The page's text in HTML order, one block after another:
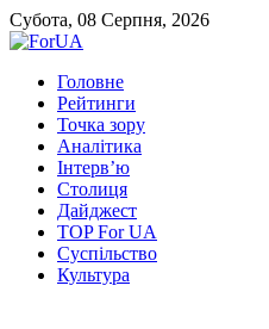
Субота, 08 Серпня, 2026
Головне
Рейтинги
Точка зору
Аналітика
Інтерв’ю
Столиця
Дайджест
TOP For UA
Суспiльство
Культура